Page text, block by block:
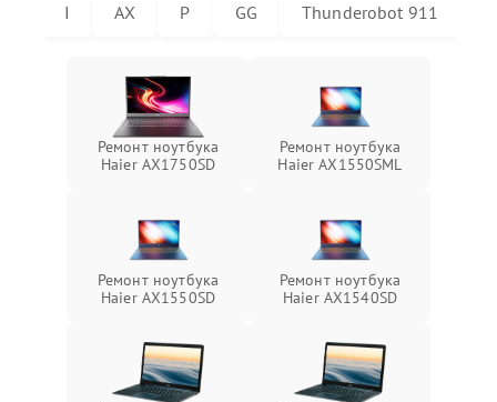
I AX P GG Thunderobot 911
Ремонт ноутбука
Haier AX1750SD
Ремонт ноутбука
Haier AX1550SML
Ремонт ноутбука
Haier AX1550SD
Ремонт ноутбука
Haier AX1540SD